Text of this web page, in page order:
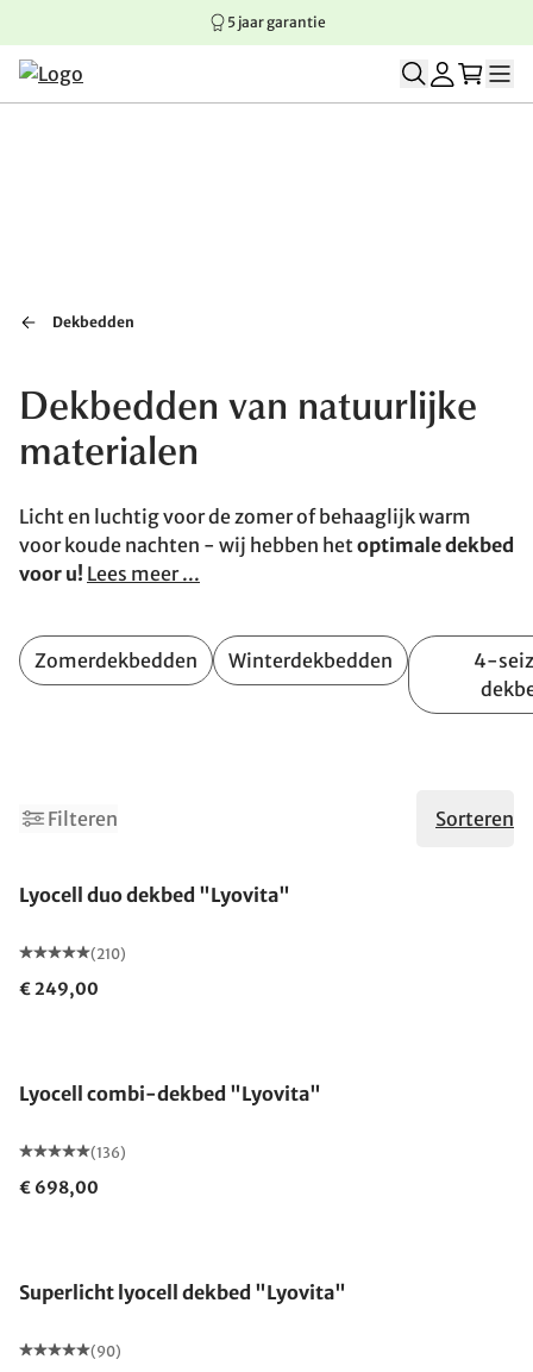
Springen naar hoofdinhoud
Springen naar hoofdnavigatie
Springen naar voettekst
5 jaar garantie
Dekbedden
Dekbedden van natuurlijke
materialen
Licht en luchtig voor de zomer of behaaglijk warm
voor koude nachten - wij hebben hetoptimale dekbed
voor u! Lees meer ...
Zomerdekbedden Winterdekbedden
4-
Filteren Sorteren
Lyocell duo dekbed "Lyovita"
(210)
€ 249,00
Lyocell combi-dekbed "Lyovita"
(136)
€ 698,00
Superlicht lyocell dekbed "Lyovita"
(90)